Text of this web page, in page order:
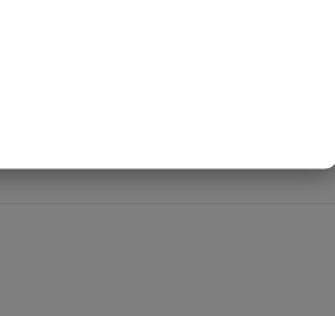
，不构成个人投资建议，也未考虑到某些